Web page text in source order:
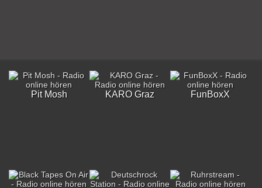
Pit Mosh KARO Graz FunBoxX